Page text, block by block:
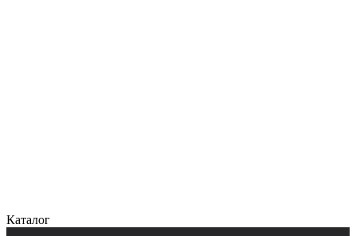
Каталог